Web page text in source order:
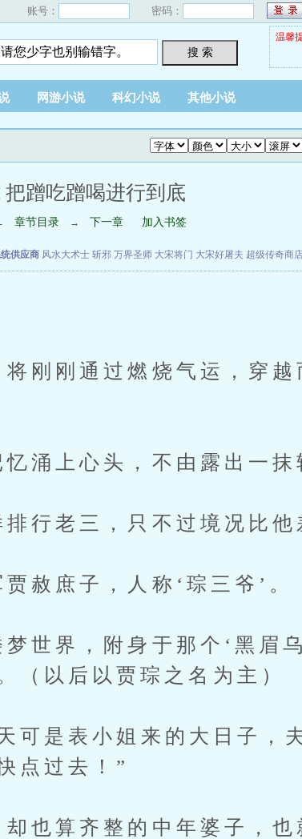
账号： 密码：
搜 索
温馨
网游小说 科幻小说 其他小说
把蹭吃蹭喝进行到底
章节目录 → 下一章 加入书签
供应商 风水大术士 斩邪 万界圣师 大宋将门 大宋好屠夫 超级传奇商
刚刚通过燃烧气运，穿越
涌上心头，不由露出一抹
行老三，只不过境况比他
赦庶子，人称‘琮三爷’。
世界，附身于那个‘黑眉
（以后以贾琮之名为主）
是表小姐来的大日子，
点过去！”
也算齐整的中年婆子，也